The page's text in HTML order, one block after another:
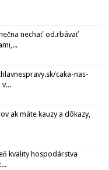
nechať od.rbávať
caka-nas-
ak máte kauzy a dôkazy,
kvality hospodárstva